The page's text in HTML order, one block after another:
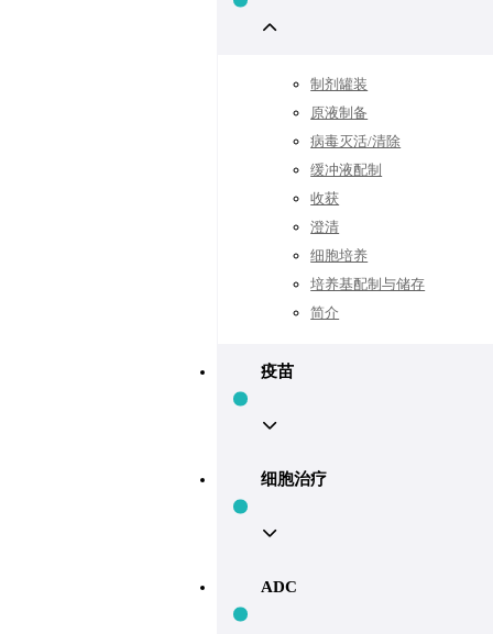
制剂罐装
原液制备
病毒灭活/清除
缓冲液配制
收获
澄清
细胞培养
培养基配制与储存
简介
疫苗
细胞治疗
ADC